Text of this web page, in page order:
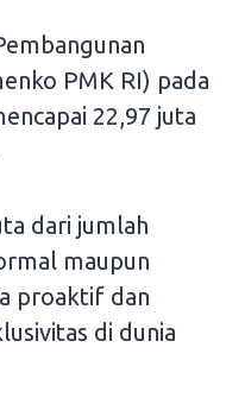
PMK RI) pada
22,97 juta
dari jumlah
maupun
proaktif dan
di dunia